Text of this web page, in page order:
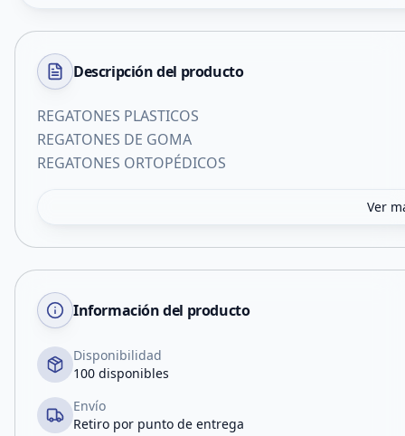
Descripción del producto
REGATONES PLASTICOS
REGATONES DE GOMA
REGATONES ORTOPÉDICOS
Ver
Información del producto
Disponibilidad
100 disponibles
Envío
Retiro por punto de entrega